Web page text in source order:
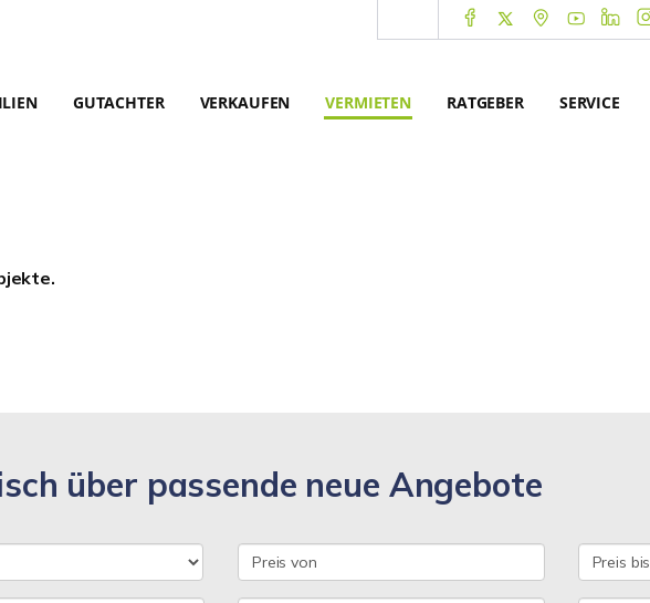
GUTACHTER VERKAUFEN VERMIETEN RATGEBER SERVICE
über passende neue Angebote